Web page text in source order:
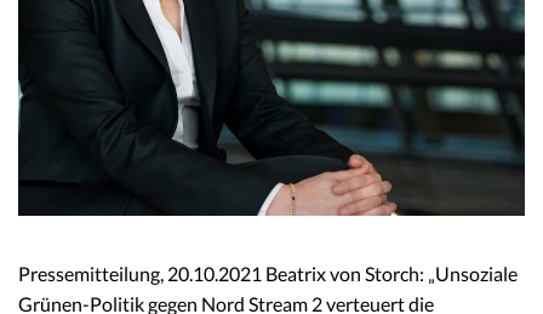
Pressemitteilung, 20.10.2021 Beatrix von Storch: „Unsoziale
Grünen-Politik gegen Nord Stream 2 verteuert die